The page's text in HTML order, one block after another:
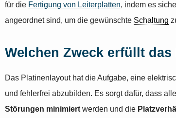
für die Fertigung von Leiterplatten, indem es
angeordnet sind, um die gewünschte Schaltung
Welchen Zweck erfüllt
Das Platinenlayout hat die Aufgabe, eine
und fehlerfrei abzubilden. Es sorgt dafür, dass alle
Störungen minimiert werden und die